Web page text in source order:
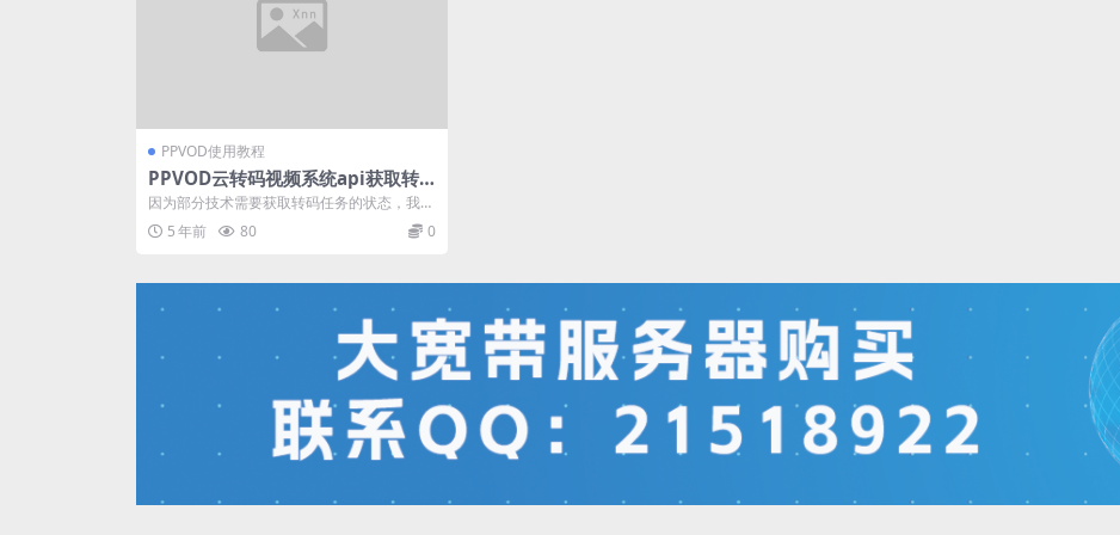
PPVOD使用教程
PPVOD云转码视频系统api获取转
码任务状态
因为部分技术需要获取转码任务的状态，我们
开放了API获取，不适合新手使用。 ap...
5 年前 80 0